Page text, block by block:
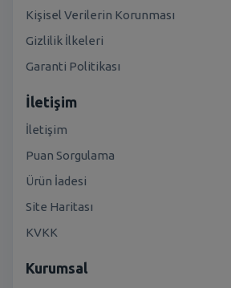
Kişisel Verilerin Korunması
Gizlilik İlkeleri
Garanti Politikası
İletişim
İletişim
Puan Sorgulama
Ürün İadesi
Site Haritası
KVKK
Kurumsal